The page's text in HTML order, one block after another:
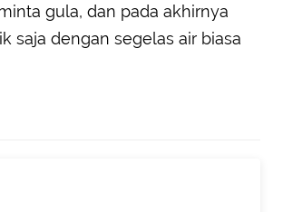
gula, dan pada akhirnya
saja dengan segelas air biasa